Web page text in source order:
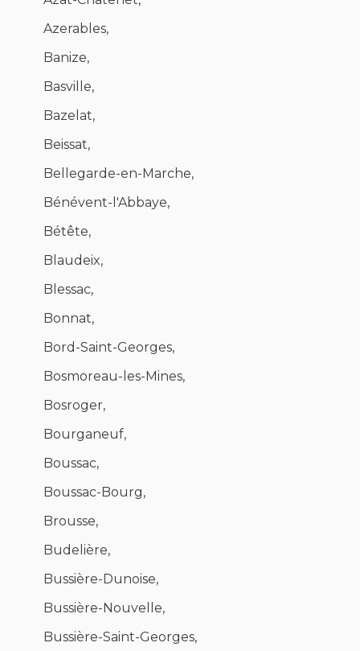
Azerables,
Banize,
Basville,
Bazelat,
Beissat,
Bellegarde-en-Marche,
Bénévent-l'Abbaye,
Bétête,
Blaudeix,
Blessac,
Bonnat,
Bord-Saint-Georges,
Bosmoreau-les-Mines,
Bosroger,
Bourganeuf,
Boussac,
Boussac-Bourg,
Brousse,
Budelière,
Bussière-Dunoise,
Bussière-Nouvelle,
Bussière-Saint-Georges,